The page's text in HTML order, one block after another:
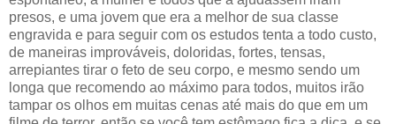
presos, e uma jovem que era a melhor de sua classe
engravida e para seguir com os estudos tenta a todo custo,
de maneiras improváveis, doloridas, fortes, tensas,
arrepiantes tirar o feto de seu corpo, e mesmo sendo um
longa que recomendo ao máximo para todos, muitos irão
tampar os olhos em muitas cenas até mais do que em um